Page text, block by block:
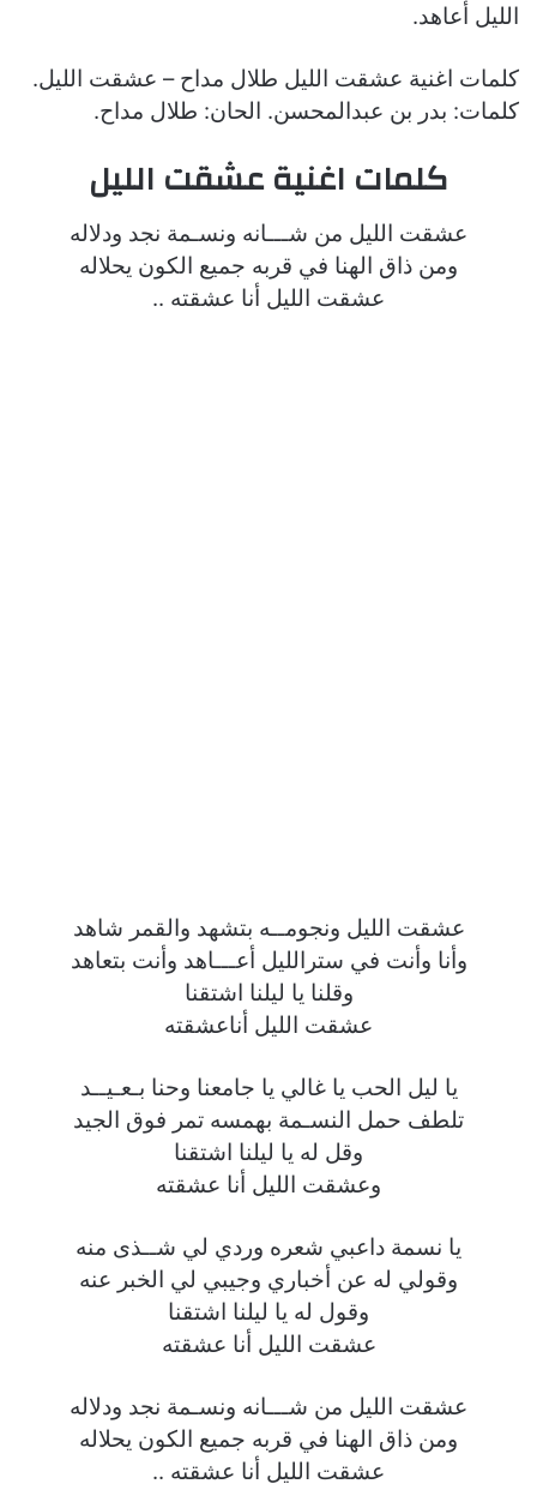
الليل أعاهد.
كلمات اغنية عشقت الليل طلال مداح– عشقت الليل.
كلمات: بدر بن عبدالمحسن. الحان: طلال مداح.
كلمات اغنية عشقت الليل
عشقت الليل من شـــانه ونسـمة نجد ودلاله
ومن ذاق الهنا في قربه جميع الكون يحلاله
عشقت الليل أنا عشقته ..
عشقت الليل ونجومــه بتشهد والقمر شاهد
وأنا وأنت في سترالليل أعـــاهد وأنت بتعاهد
وقلنا يا ليلنا اشتقنا
عشقت الليل أناعشقته
يا ليل الحب يا غالي يا جامعنا وحنا بـعـيــد
تلطف حمل النسـمة بهمسه تمر فوق الجيد
وقل له يا ليلنا اشتقنا
وعشقت الليل أنا عشقته
يا نسمة داعبي شعره وردي لي شــذى منه
وقولي له عن أخباري وجيبي لي الخبر عنه
وقول له يا ليلنا اشتقنا
عشقت الليل أنا عشقته
عشقت الليل من شـــانه ونسـمة نجد ودلاله
ومن ذاق الهنا في قربه جميع الكون يحلاله
عشقت الليل أنا عشقته ..